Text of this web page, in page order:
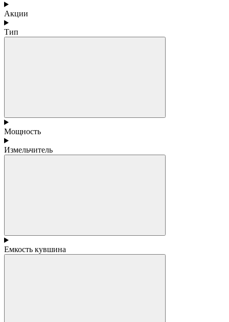
Акции
Тип
Мощность
Измельчитель
Емкость кувшина